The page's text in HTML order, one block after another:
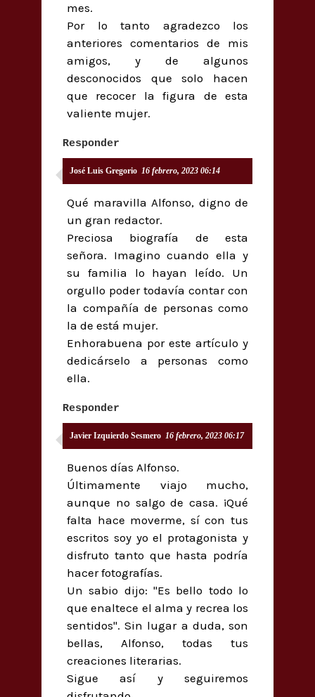
mes.
Por lo tanto agradezco los
anteriores comentarios de mis
amigos, y de algunos
desconocidos que solo hacen
que recocer la figura de esta
valiente mujer.
Responder
José Luis Gregorio 16 febrero, 2023 06:14
Qué maravilla Alfonso, digno de
un gran redactor.
Preciosa biografía de esta
señora. Imagino cuando ella y
su familia lo hayan leído. Un
orgullo poder todavía contar con
la compañía de personas como
la de está mujer.
Enhorabuena por este artículo y
dedicárselo a personas como
ella.
Responder
Javier Izquierdo Sesmero 16 febrero, 2023 06:17
Buenos días Alfonso.
Últimamente viajo mucho,
aunque no salgo de casa. ¡Qué
falta hace moverme, sí con tus
escritos soy yo el protagonista y
disfruto tanto que hasta podría
hacer fotografías.
Un sabio dijo: "Es bello todo lo
que enaltece el alma y recrea los
sentidos". Sin lugar a duda, son
bellas, Alfonso, todas tus
creaciones literarias.
Sigue así y seguiremos